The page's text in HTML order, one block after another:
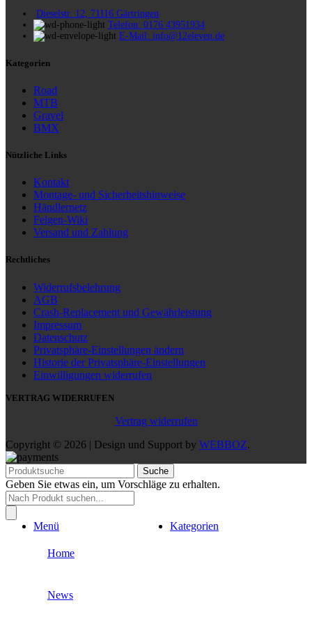
Dieselstr. 12, 71116 Gärtringen
Telefon: 0176 43951934
E-Mail: info@12eleven.de
Kategorien
Road
MTB
Gravel
BMX
Nützliche Links
Kontakt
Montage- und Sicherheitshinweise
Händlernetz
Felgen-Wiki
Versand und Zahlung
Rechtliches
Widerrufsbelehrung
AGB
Crash-Replacement und Gewährleistung
Impressum
Datenschutz
Privatsphäre-Einstellungen ändern
Historie der Privatsphäre-Einstellungen
Einwilligungen widerrufen
VERTRAG WIDERRUFEN
Vertrag widerrufen
Copyright © 2026 | Design und Support by WEBBOZ.
Suche
Geben Sie etwas ein, um Vorschläge zu erhalten.
Products
search
Menü
Kategorien
Home
News